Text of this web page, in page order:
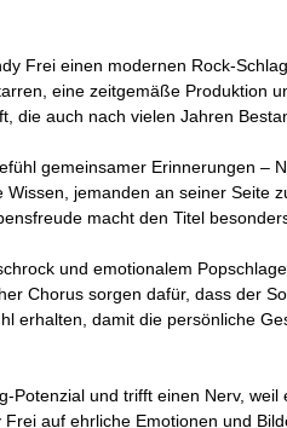
Frei einen modernen Rock-
eine zeitgemäße Produktion
die auch nach vielen Jahren
gemeinsamer Erinnerungen –
jemanden an seiner Seite
macht den Titel
und emotionalem
Chorus sorgen dafür, dass der
erhalten, damit die persönliche
Potenzial und trifft einen Nerv,
auf ehrliche Emotionen und